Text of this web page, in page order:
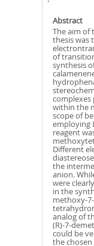
Abstract
The aim of
thesis was
of
synthesis
complexes
within the
scope of
employing
reagent
Different
the
anion.
were
in the
methoxy-
analog of
(R)-7-
could be
the